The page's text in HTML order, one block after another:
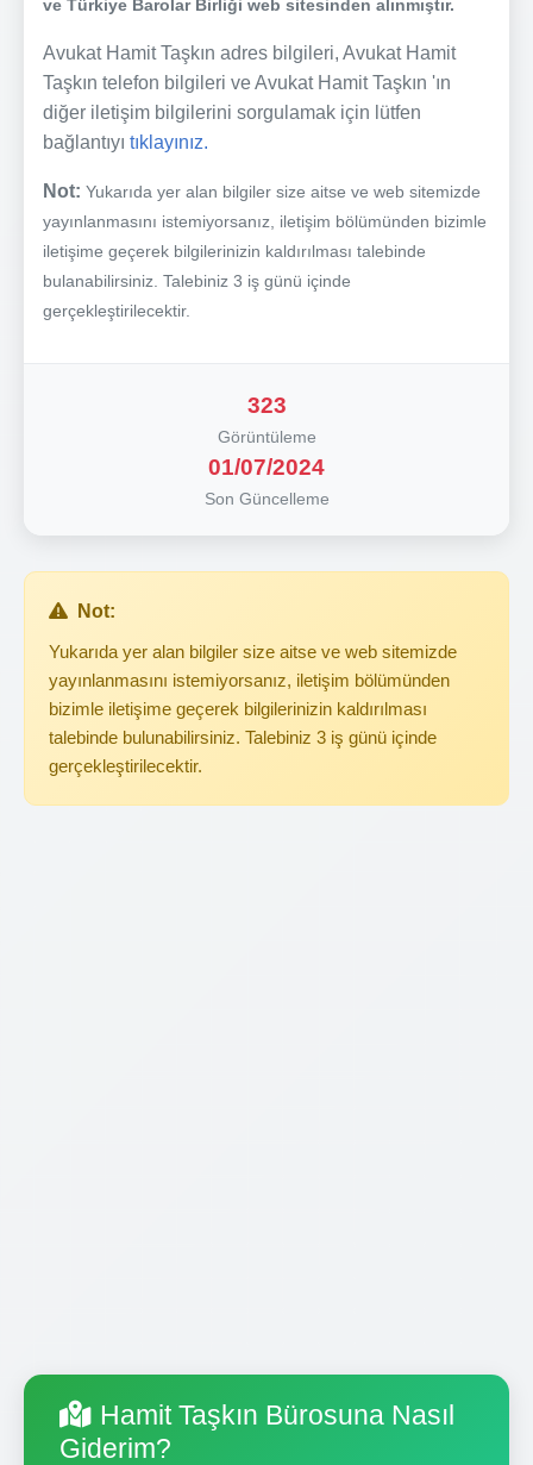
ve Türkiye Barolar Birliği web sitesinden alınmıştır.
Avukat Hamit Taşkın adres bilgileri, Avukat Hamit
Taşkın telefon bilgileri ve Avukat Hamit Taşkın 'ın
diğer iletişim bilgilerini sorgulamak için lütfen
bağlantıyı tıklayınız.
Not: Yukarıda yer alan bilgiler size aitse ve web sitemizde
yayınlanmasını istemiyorsanız, iletişim bölümünden bizimle
iletişime geçerek bilgilerinizin kaldırılması talebinde
bulanabilirsiniz. Talebiniz 3 iş günü içinde
gerçekleştirilecektir.
323
Görüntüleme
01/07/2024
Son Güncelleme
Not:
Yukarıda yer alan bilgiler size aitse ve web sitemizde
yayınlanmasını istemiyorsanız, iletişim bölümünden
bizimle iletişime geçerek bilgilerinizin kaldırılması
talebinde bulunabilirsiniz. Talebiniz 3 iş günü içinde
gerçekleştirilecektir.
Hamit Taşkın Bürosuna Nasıl
Giderim?